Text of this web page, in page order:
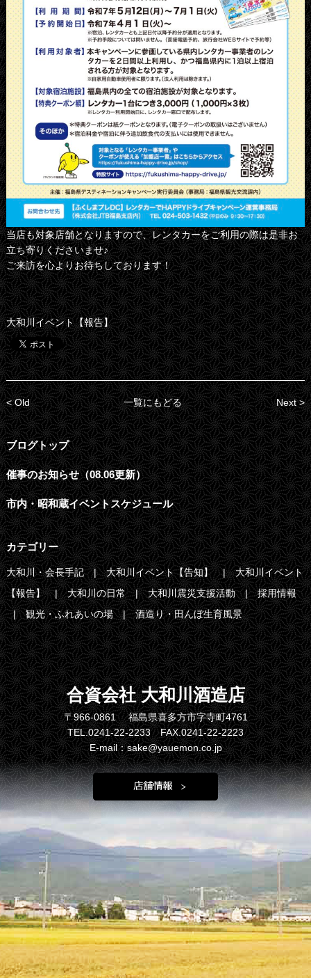
当店も対象店舗となりますので、レンタカーをご利用の際は是非お
立ち寄りくださいませ♪
ご来訪を心よりお待ちしております！
大和川イベント【報告】
< Old 一覧にもどる Next >
ブログトップ
催事のお知らせ（08.06更新）
市内・昭和蔵イベントスケジュール
カテゴリー
大和川・会長手記 大和川イベント【告知】
大和川イベント
【報告】
大和川の日常 大和川震災支援活動
採用情報
観光・ふれあいの場
酒造り・田んぼ生育風景
合資会社 大和川酒造店
〒966-0861 福島県喜多方市字寺町4761
TEL.0241-22-2233 FAX.0241-22-2223
E-mail：sake@yauemon.co.jp